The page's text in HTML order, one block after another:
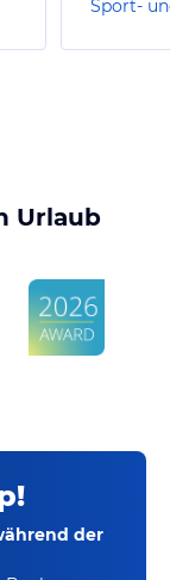
Sport-
Urlaub
der